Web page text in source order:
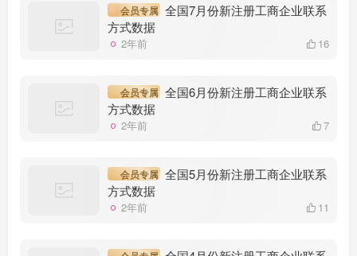
会员专属 全国7月份新注册工商企业联系
方式数据
2年前 16
会员专属 全国6月份新注册工商企业联系
方式数据
2年前 7
会员专属 全国5月份新注册工商企业联系
方式数据
2年前 11